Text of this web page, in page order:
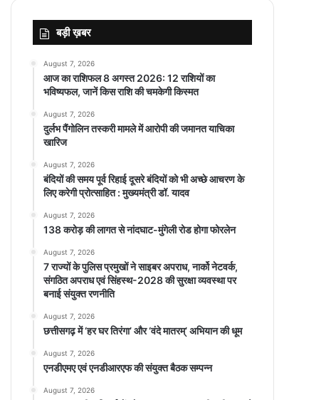
बड़ी ख़बर
August 7, 2026
आज का राशिफल 8 अगस्त 2026: 12 राशियों का
भविष्यफल, जानें किस राशि की चमकेगी किस्मत
August 7, 2026
दुर्लभ पैंगोलिन तस्करी मामले में आरोपी की जमानत याचिका
खारिज
August 7, 2026
बंदियों की समय पूर्व रिहाई दूसरे बंदियों को भी अच्छे आचरण के
लिए करेगी प्रोत्साहित : मुख्यमंत्री डॉ. यादव
August 7, 2026
138 करोड़ की लागत से नांदघाट-मुंगेली रोड होगा फोरलेन
August 7, 2026
7 राज्यों के पुलिस प्रमुखों ने साइबर अपराध, नार्को नेटवर्क,
संगठित अपराध एवं सिंहस्थ-2028 की सुरक्षा व्यवस्था पर
बनाई संयुक्त रणनीति
August 7, 2026
छत्तीसगढ़ में ‘हर घर तिरंगा’ और ‘वंदे मातरम्’ अभियान की धूम
August 7, 2026
एनडीएमए एवं एनडीआरएफ की संयुक्त बैठक सम्पन्न
August 7, 2026